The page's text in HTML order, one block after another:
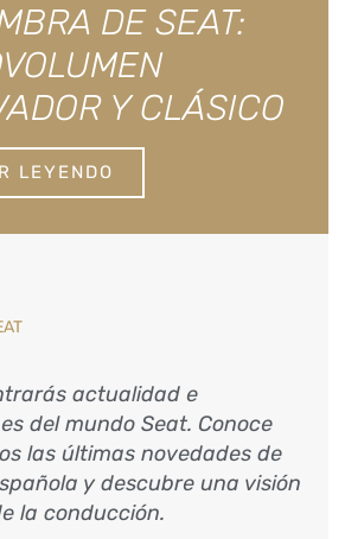
DE SEAT:
Y CLÁSICO
LEYENDO
actualidad e
del mundo Seat. Conoce
las últimas novedades de
y descubre una visión
la conducción.